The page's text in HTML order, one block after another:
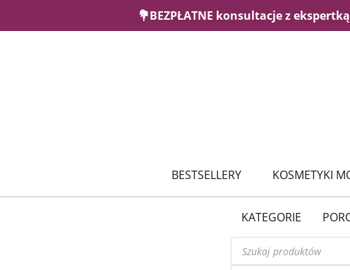
💐BEZPŁATNE konsultacje z
BESTSELLERY KOSMETYKI
KATEGORIE
Wyszukiwarka
produktów